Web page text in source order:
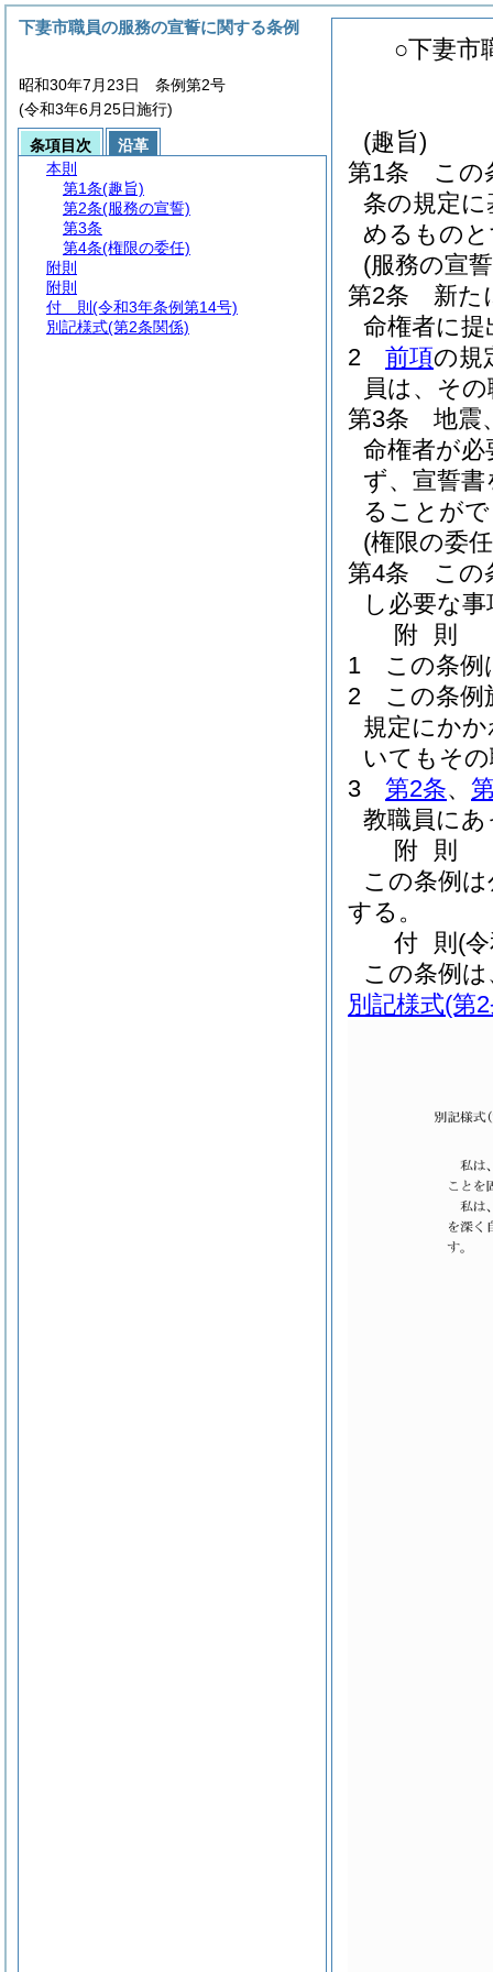
○下妻市
(趣旨)
第1条
この
条の規定
めるもの
(服務の宣
第2条
新た
命権者に
2
前項の規
員は、そ
第3条
地震
命権者が
ず、宣誓
ることが
(権限の委
第4条
この
し必要な
附 則
1
この条例
2
この条例
規定にか
いてもそ
3
第2条、
教職員に
附 則
この条例
する。
付 則 (
この条例
別記様式(第
下妻市職員の服務の宣誓に関する条例
昭和30年7月23日 条例第2号
(令和3年6月25日施行)
条項目次
沿革
本則
第1条(趣旨)
第2条(服務の宣誓)
第3条
第4条(権限の委任)
附則
附則
付 則 (令和3年条例第14号)
別記様式(第2条関係)